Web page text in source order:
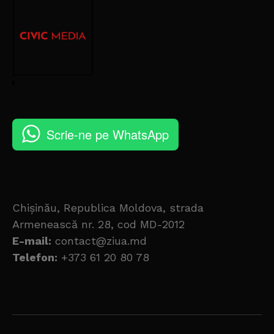
Scrie-ne pe WhatsApp
Chișinău, Republica Moldova, strada
Armenească nr. 28, cod MD-2012
E-mail: contact@ziua.md
Telefon: +373 61 20 80 78